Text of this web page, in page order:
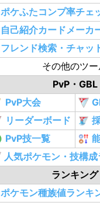
ポケふたコンプ率チェ
自己紹介カードメーカ
フレンド検索・チャッ
その他のツ
PvP・GBL
PvP大会
リーダーボード
PvP技一覧
人気ポケモン・技構
ランキング
ポケモン種族値ランキ